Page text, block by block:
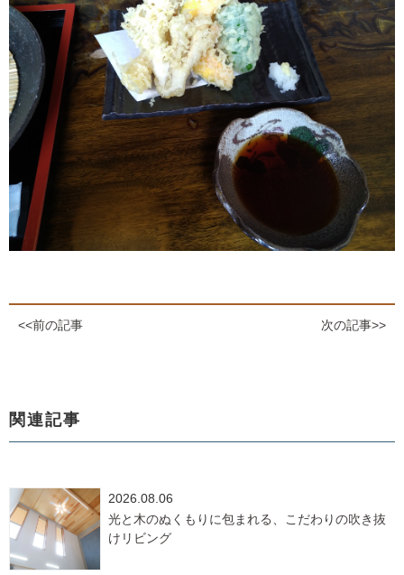
<<前の記事 次の記事>>
関連記事
2026.08.06
光と木のぬくもりに包まれる、こだわりの吹き抜
けリビング